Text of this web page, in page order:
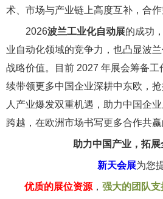
术、市场与产业链上高度互补，合作
2026波兰工业化自动展的成功
业自动化领域的竞争力，也凸显波
战略价值。目前 2027 年展会筹备工
续带领更多中国企业深耕中东欧，
人产业爆发双重机遇，助力中国企
跨越，在欧洲市场书写更多合作共赢
助力中国产业，拓展
新天会展为您
优质的展位资源 ， 强大的团队支